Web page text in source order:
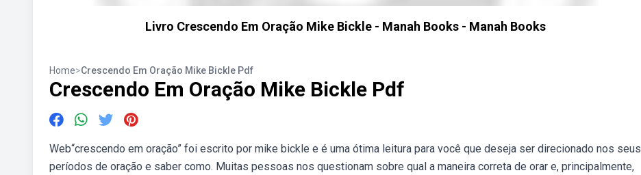
Livro Crescendo Em Oração Mike Bickle - Manah Books - Manah Books
Home>Crescendo Em Oração Mike Bickle Pdf
Crescendo Em Oração Mike Bickle Pdf
Web“crescendo em oração” foi escrito por mike bickle e é uma ótima leitura para você que deseja ser direcionado nos seus
períodos de oração e saber como. Muitas pessoas nos questionam sobre qual a maneira correta de orar e, principalmente,